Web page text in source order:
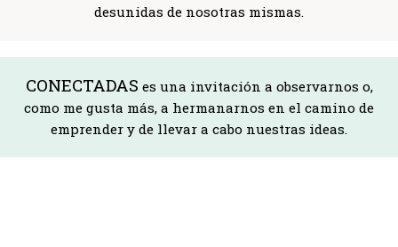
desunidas de nosotras mismas.
CONECTADAS es una invitación a observarnos o,
como me gusta más, a hermanarnos en el camino de
emprender y de llevar a cabo nuestras ideas.